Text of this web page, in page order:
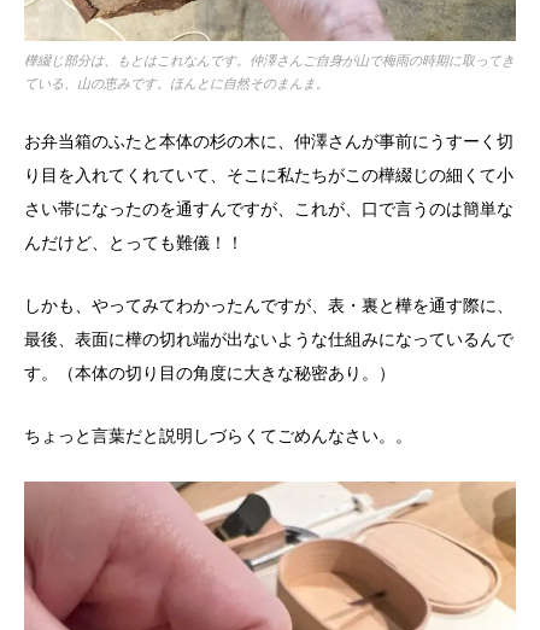
樺綴じ部分は、もとはこれなんです。仲澤さんご自身が山で梅雨の時期に取ってき
ている、山の恵みです。ほんとに自然そのまんま。
お弁当箱のふたと本体の杉の木に、仲澤さんが事前にうすーく切
り目を入れてくれていて、そこに私たちがこの樺綴じの細くて小
さい帯になったのを通すんですが、これが、口で言うのは簡単な
んだけど、とっても難儀！！
しかも、やってみてわかったんですが、表・裏と樺を通す際に、
最後、表面に樺の切れ端が出ないような仕組みになっているんで
す。（本体の切り目の角度に大きな秘密あり。）
ちょっと言葉だと説明しづらくてごめんなさい。。